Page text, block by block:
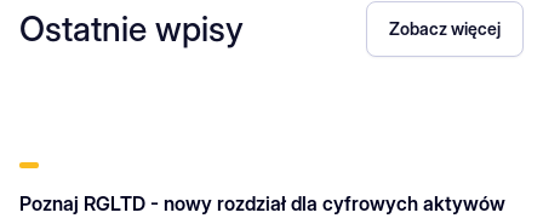
Ostatnie wpisy Zobacz więcej
Poznaj RGLTD - nowy rozdział dla cyfrowych aktywów